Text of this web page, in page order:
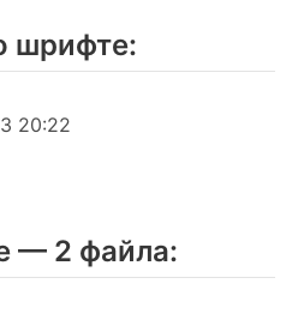
шрифтe:
20:22
— 2 файла: